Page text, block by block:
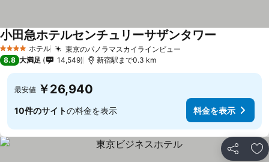
4 ホテルのランク
ホテル 東京のパノラマスカイラインビュー
小田急ホテルセンチュリーサザンタワー
8.8 大満足 14,549 新宿駅まで0.3 km
最安値 ￥26,940
10件のサイトの料金を表示 料金を表示
シェア お